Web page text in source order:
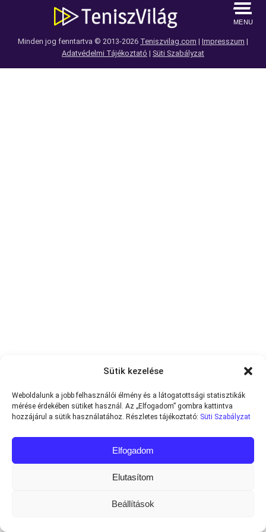
Sütik kezelése
Weboldalunk a jobb felhasználói élmény és a látogatottsági statisztikák
mérése érdekében sütiket használ. Az „Elfogadom” gombra kattintva
hozzájárul a sütik használatához. Részletes tájékoztató: Süti Szabályzat
Elfogadom
Elutasítom
Beállítások
MENU
Minden jog fenntartva © 2013-2026 Teniszvilag.com | Impresszum |
Adatvédelmi Tájékoztató | Süti Szabályzat